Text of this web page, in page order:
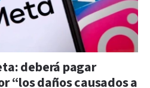
deberá pagar
“los daños causados a